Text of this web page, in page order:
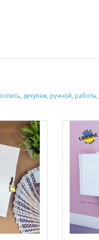
, декупаж, ручной, работы,